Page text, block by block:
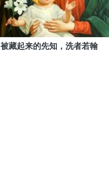
被藏起来的先知，洗者若翰